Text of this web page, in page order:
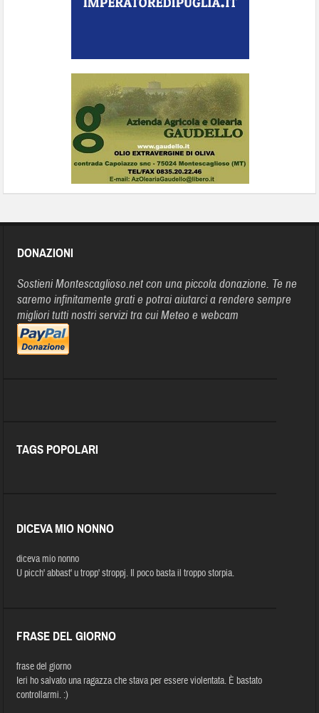
DONAZIONI
Sostieni Montescaglioso.net con una piccola donazione. Te ne
saremo infinitamente grati e potrai aiutarci a rendere sempre
migliori tutti nostri servizi tra cui Meteo e webcam
TAGS POPOLARI
DICEVA MIO NONNO
diceva mio nonno
U picch' abbast' u tropp' stroppj. Il poco basta il troppo storpia.
FRASE DEL GIORNO
frase del giorno
Ieri ho salvato una ragazza che stava per essere violentata. È bastato
controllarmi. :)